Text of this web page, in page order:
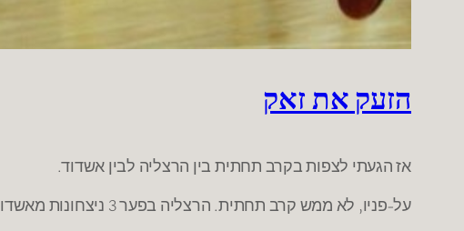
הזעק את זאק
אז הגעתי לצפות בקרב תחתית בין הרצליה לבין אשדוד.
על-פניו, לא ממש קרב תחתית. הרצליה בפער 3 ניצחונות מאשדוד שנראית רע. רע מאוד.